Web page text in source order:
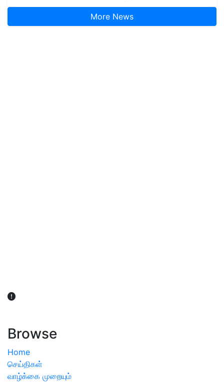
More News
Browse
Home
செய்திகள்
வாழ்க்கை முறையும்